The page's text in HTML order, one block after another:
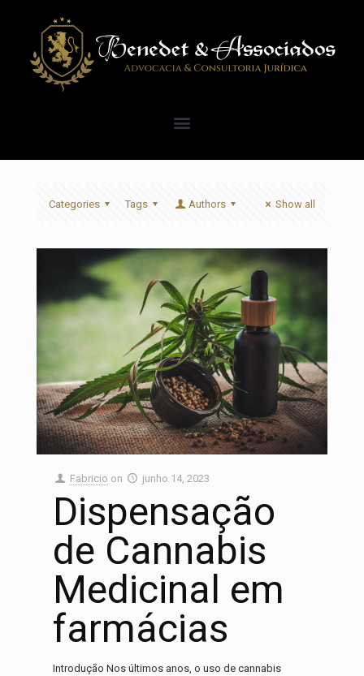
Categories Tags Authors Show all
Fabricio on junho 14, 2023
Dispensação
de Cannabis
Medicinal em
farmácias
Introdução Nos últimos anos, o uso de cannabis